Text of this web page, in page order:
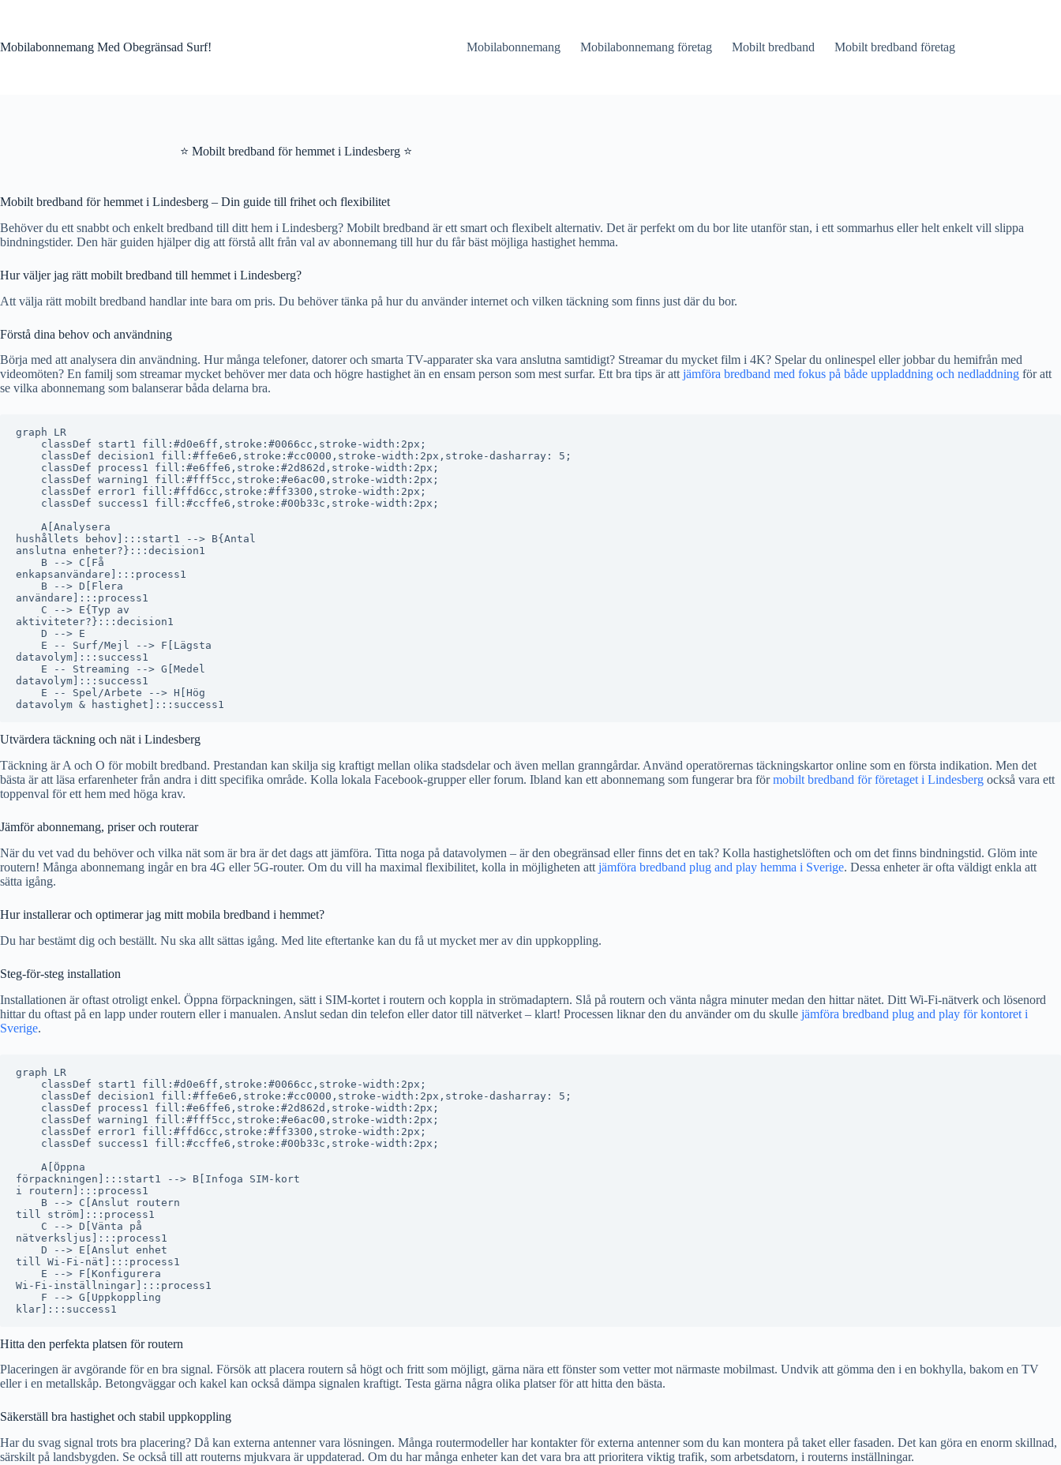
Mobilabonnemang Med Obegränsad Surf!
Mobilabonnemang Mobilabonnemang företag Mobilt bredband Mobilt bredband företag
⭐ Mobilt bredband för hemmet i Lindesberg ⭐
Mobilt bredband för hemmet i Lindesberg – Din guide till frihet och flexibilitet
Behöver du ett snabbt och enkelt bredband till ditt hem i Lindesberg? Mobilt bredband är ett smart och flexibelt alternativ. Det är perfekt om du bor lite utanför stan, i ett sommarhus eller helt enkelt vill slippa
bindningstider. Den här guiden hjälper dig att förstå allt från val av abonnemang till hur du får bäst möjliga hastighet hemma.
Hur väljer jag rätt mobilt bredband till hemmet i Lindesberg?
Att välja rätt mobilt bredband handlar inte bara om pris. Du behöver tänka på hur du använder internet och vilken täckning som finns just där du bor.
Förstå dina behov och användning
Börja med att analysera din användning. Hur många telefoner, datorer och smarta TV-apparater ska vara anslutna samtidigt? Streamar du mycket film i 4K? Spelar du onlinespel eller jobbar du hemifrån med
videomöten? En familj som streamar mycket behöver mer data och högre hastighet än en ensam person som mest surfar. Ett bra tips är att jämföra bredband med fokus på både uppladdning och nedladdning för att
se vilka abonnemang som balanserar båda delarna bra.
graph LR
    classDef start1 fill:#d0e6ff,stroke:#0066cc,stroke-width:2px;
    classDef decision1 fill:#ffe6e6,stroke:#cc0000,stroke-width:2px,stroke-dasharray: 5;
    classDef process1 fill:#e6ffe6,stroke:#2d862d,stroke-width:2px;
    classDef warning1 fill:#fff5cc,stroke:#e6ac00,stroke-width:2px;
    classDef error1 fill:#ffd6cc,stroke:#ff3300,stroke-width:2px;
    classDef success1 fill:#ccffe6,stroke:#00b33c,stroke-width:2px;
    A[Analysera
hushållets behov]:::start1 --> B{Antal
anslutna enheter?}:::decision1
    B --> C[Få
enkapsanvändare]:::process1
    B --> D[Flera
användare]:::process1
    C --> E{Typ av
aktiviteter?}:::decision1
    D --> E
    E -- Surf/Mejl --> F[Lägsta
datavolym]:::success1
    E -- Streaming --> G[Medel
datavolym]:::success1
    E -- Spel/Arbete --> H[Hög
Utvärdera täckning och nät i Lindesberg
Täckning är A och O för mobilt bredband. Prestandan kan skilja sig kraftigt mellan olika stadsdelar och även mellan granngårdar. Använd operatörernas täckningskartor online som en första indikation. Men det
bästa är att läsa erfarenheter från andra i ditt specifika område. Kolla lokala Facebook-grupper eller forum. Ibland kan ett abonnemang som fungerar bra förmobilt bredband för företaget i Lindesberg också vara ett
toppenval för ett hem med höga krav.
Jämför abonnemang, priser och routerar
När du vet vad du behöver och vilka nät som är bra är det dags att jämföra. Titta noga på datavolymen – är den obegränsad eller finns det en tak? Kolla hastighetslöften och om det finns bindningstid. Glöm inte
routern! Många abonnemang ingår en bra 4G eller 5G-router. Om du vill ha maximal flexibilitet, kolla in möjligheten att jämföra bredband plug and play hemma i Sverige. Dessa enheter är ofta väldigt enkla att
sätta igång.
Hur installerar och optimerar jag mitt mobila bredband i hemmet?
Du har bestämt dig och beställt. Nu ska allt sättas igång. Med lite eftertanke kan du få ut mycket mer av din uppkoppling.
Steg-för-steg installation
Installationen är oftast otroligt enkel. Öppna förpackningen, sätt i SIM-kortet i routern och koppla in strömadaptern. Slå på routern och vänta några minuter medan den hittar nätet. Ditt Wi-Fi-nätverk och lösenord
hittar du oftast på en lapp under routern eller i manualen. Anslut sedan din telefon eller dator till nätverket – klart! Processen liknar den du använder om du skulle jämföra bredband plug and play för kontoret i
Sverige.
graph LR
    classDef start1 fill:#d0e6ff,stroke:#0066cc,stroke-width:2px;
    classDef decision1 fill:#ffe6e6,stroke:#cc0000,stroke-width:2px,stroke-dasharray: 5;
    classDef process1 fill:#e6ffe6,stroke:#2d862d,stroke-width:2px;
    classDef warning1 fill:#fff5cc,stroke:#e6ac00,stroke-width:2px;
    classDef error1 fill:#ffd6cc,stroke:#ff3300,stroke-width:2px;
    classDef success1 fill:#ccffe6,stroke:#00b33c,stroke-width:2px;
    A[Öppna
förpackningen]:::start1 --> B[Infoga SIM-kort
i routern]:::process1
    B --> C[Anslut routern
till ström]:::process1
    C --> D[Vänta på
nätverksljus]:::process1
    D --> E[Anslut enhet
till Wi-Fi-nät]:::process1
    E --> F[Konfigurera
Wi-Fi-inställningar]:::process1
    F --> G[Uppkoppling
Hitta den perfekta platsen för routern
Placeringen är avgörande för en bra signal. Försök att placera routern så högt och fritt som möjligt, gärna nära ett fönster som vetter mot närmaste mobilmast. Undvik att gömma den i en bokhylla, bakom en TV
eller i en metallskåp. Betongväggar och kakel kan också dämpa signalen kraftigt. Testa gärna några olika platser för att hitta den bästa.
Säkerställ bra hastighet och stabil uppkoppling
Har du svag signal trots bra placering? Då kan externa antenner vara lösningen. Många routermodeller har kontakter för externa antenner som du kan montera på taket eller fasaden. Det kan göra en enorm skillnad,
särskilt på landsbygden. Se också till att routerns mjukvara är uppdaterad. Om du har många enheter kan det vara bra att prioritera viktig trafik, som arbetsdatorn, i routerns inställningar.